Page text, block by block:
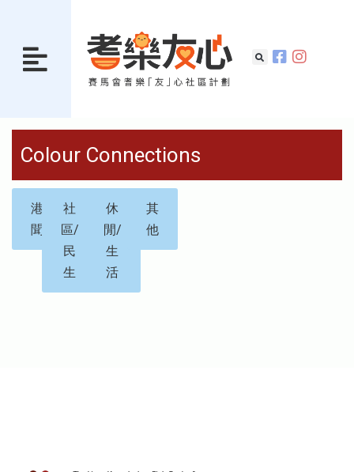
Colour Connections
港
聞
社
區/
民
生
休
閒/
生
活
其
他